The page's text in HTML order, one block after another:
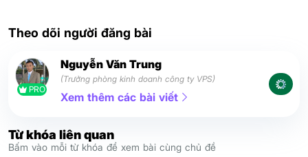
Theo dõi người đăng bài
PRO
Nguyễn Văn Trung
(Trưởng phòng kinh doanh công ty VPS)
Xem thêm các bài viết
Từ khóa liên quan
Bấm vào mỗi từ khóa để xem bài cùng chủ đề